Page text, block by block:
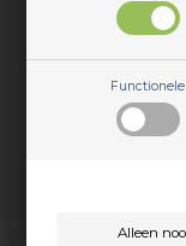
Functionele